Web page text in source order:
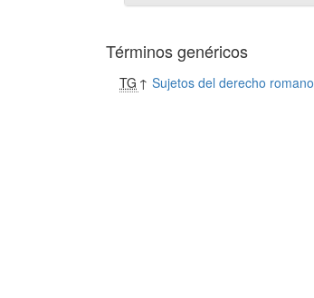
Términos genéricos
TG ↑Sujetos del derecho romano